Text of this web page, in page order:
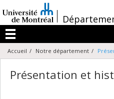
au
contenu
/
Menu
Accueil Notre département
Présentation et